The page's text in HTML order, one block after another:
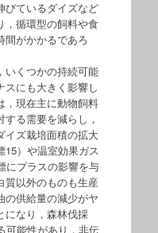
びているダイズなど
，循環型の飼料や食
間がかかるであろ
くつかの持続可能
スにも大きく影響し
，現在主に動物飼料
る需要を減らし，
イズ栽培面積の拡大
15）や温室効果ガス
にプラスの影響を与
質以外のものも生産
の供給量の減少がヤ
になり，森林伐採
可能性があり，非伝